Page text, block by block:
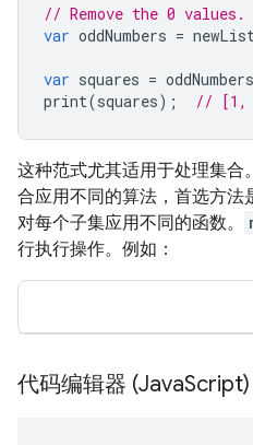
// Remove the 0 values.
var oddNumbers =
var squares = oddNumbers
print(squares); // [1,
这种范式尤其适用于处理集合
合应用不同的算法，首选方法
对每个子集应用不同的函数。
行执行操作。例如：
代码编辑器 (JavaScript)